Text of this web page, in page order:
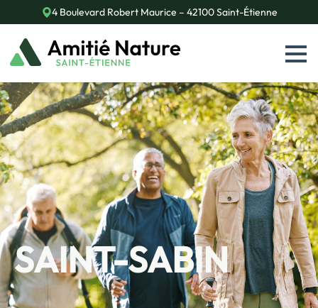
4 Boulevard Robert Maurice – 42100 Saint-Étienne
SAINT-SABIN